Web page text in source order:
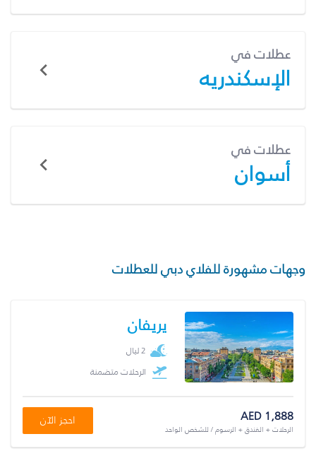
عطلات في
الإسكندريه
عطلات في
أسوان
وجهات مشهورة للفلاي دبي للعطلات
يريفان
2 ليال
الرحلات متضمنة
AED 1,888
الرحلات + الفندق + الرسوم / للشخص الواحد
احجز الآن